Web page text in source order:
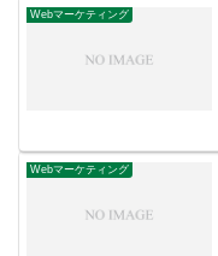
Webマーケティング
Webマーケティング